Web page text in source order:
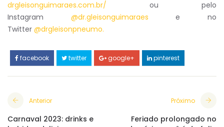
drgleisonguimaraes.com.br/ ou pelo
Instagram @dr.gleisonguimaraes e no
Twitter @drgleisonpneumo.
facebook twitter google+ pinterest
Anterior
Carnaval 2023: drinks e
Próximo
Feriado prolongado no